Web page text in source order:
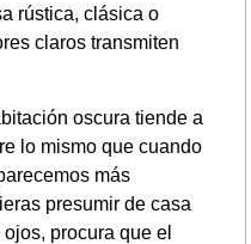
rústica, clásica o
claros transmiten
oscura tiende a
lo mismo que cuando
más
presumir de casa
procura que el